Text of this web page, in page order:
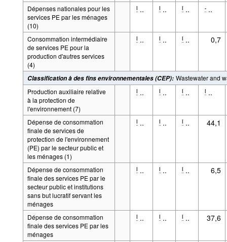
Dépenses nationales pour les
services PE par les ménages
(10)
l .. l .. l .. - ..
Consommation intermédiaire
de services PE pour la
production d'autres services
(4)
l .. l .. l .. 0,7
Classification à des fins environnementales (CEP): Wastewater and
Production auxiliaire relative
à la protection de
l'environnement (7)
l .. l .. l .. l ..
Dépense de consommation
finale de services de
protection de l'environnement
(PE) par le secteur public et
les ménages (1)
l .. l .. l .. 44,1
Dépense de consommation
finale des services PE par le
secteur public et institutions
sans but lucratif servant les
ménages
l .. l .. l .. 6,5
Dépense de consommation
finale des services PE par les
ménages
l .. l .. l .. 37,6